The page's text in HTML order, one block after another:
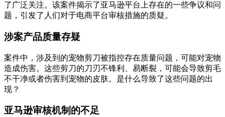
了广泛关注。该案件揭示了亚马逊平台上存在的一些争议和问
题，引发了人们对于电商平台审核措施的质疑。
涉案产品质量存疑
案件中，涉及到的宠物剪刀被指控存在质量问题，可能对宠物
造成伤害。这些剪刀的刀刃不锋利、易断裂，可能会导致剪毛
不干净或者伤害到宠物的皮肤。是什么导致了这些问题的出
现？
亚马逊审核机制的不足